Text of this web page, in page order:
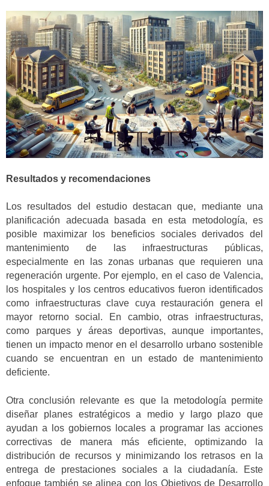
Resultados y recomendaciones
Los resultados del estudio destacan que, mediante una
planificación adecuada basada en esta metodología, es
posible maximizar los beneficios sociales derivados del
mantenimiento de las infraestructuras públicas,
especialmente en las zonas urbanas que requieren una
regeneración urgente. Por ejemplo, en el caso de Valencia,
los hospitales y los centros educativos fueron identificados
como infraestructuras clave cuya restauración genera el
mayor retorno social. En cambio, otras infraestructuras,
como parques y áreas deportivas, aunque importantes,
tienen un impacto menor en el desarrollo urbano sostenible
cuando se encuentran en un estado de mantenimiento
deficiente.
Otra conclusión relevante es que la metodología permite
diseñar planes estratégicos a medio y largo plazo que
ayudan a los gobiernos locales a programar las acciones
correctivas de manera más eficiente, optimizando la
distribución de recursos y minimizando los retrasos en la
entrega de prestaciones sociales a la ciudadanía. Este
enfoque también se alinea con los Objetivos de Desarrollo